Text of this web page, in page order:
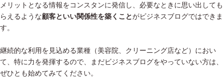
メリットとなる情報をコンスタンに発信し、必要なときに思い出しても
らえるような顧客といい関係性を築くことがビジネスブログではできま
す。
継続的な利用を見込める業種（美容院、クリーニング店など）におい
て、特に力を発揮するので、まだビジネスブログをやっていない方は、
ぜひとも始めてみてください。